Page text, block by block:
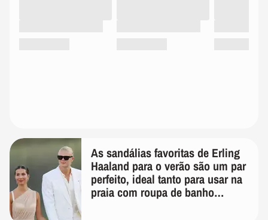
As sandálias favoritas de Erling
Haaland para o verão são um par
perfeito, ideal tanto para usar na
praia com roupa de banho